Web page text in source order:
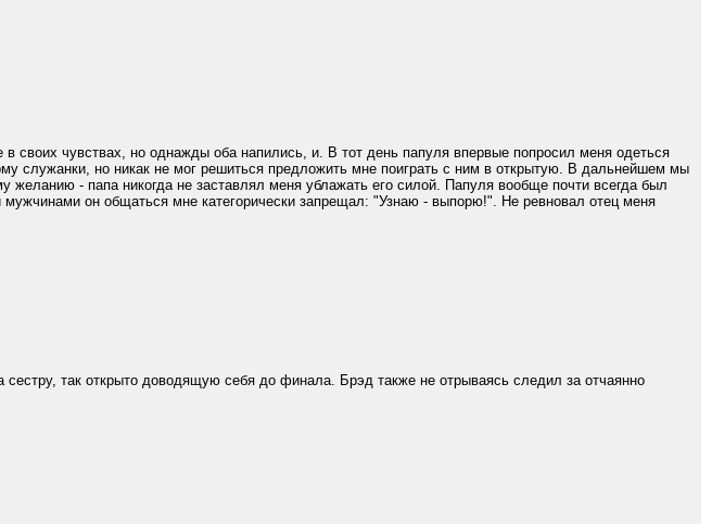
своих чувствах, но однажды оба напились, и. В тот день папуля впервые попросил меня одеться
служанки, но никак не мог решиться предложить мне поиграть с ним в открытую. В дальнейшем мы
желанию - папа никогда не заставлял меня ублажать его силой. Папуля вообще почти всегда был
он общаться мне категорически запрещал: "Узнаю - выпорю!". Не ревновал отец меня
так открыто доводящую себя до финала. Брэд также не отрываясь следил за отчаянно